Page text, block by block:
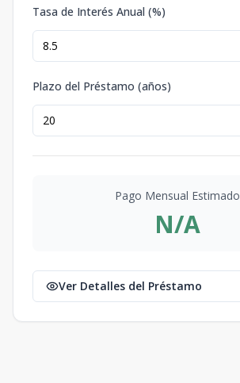
Tasa de Interés Anual (%)
Plazo del Préstamo (años)
Pago Mensual Estimado
N/A
Ver Detalles del Préstamo